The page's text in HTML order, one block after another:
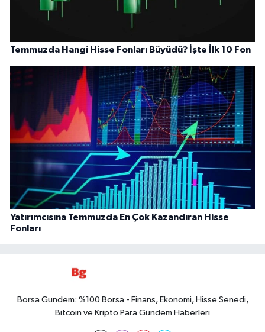
Temmuzda Hangi Hisse Fonları Büyüdü? İşte İlk 10 Fon
Yatırımcısına Temmuzda En Çok Kazandıran Hisse
Fonları
Borsa Gundem: %100 Borsa - Finans, Ekonomi, Hisse Senedi,
Bitcoin ve Kripto Para Gündem Haberleri